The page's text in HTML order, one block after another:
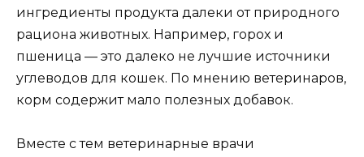
ингредиенты продукта далеки от природного
рациона животных. Например, горох и
пшеница — это далеко не лучшие источники
углеводов для кошек. По мнению ветеринаров,
корм содержит мало полезных добавок.
Вместе с тем ветеринарные врачи